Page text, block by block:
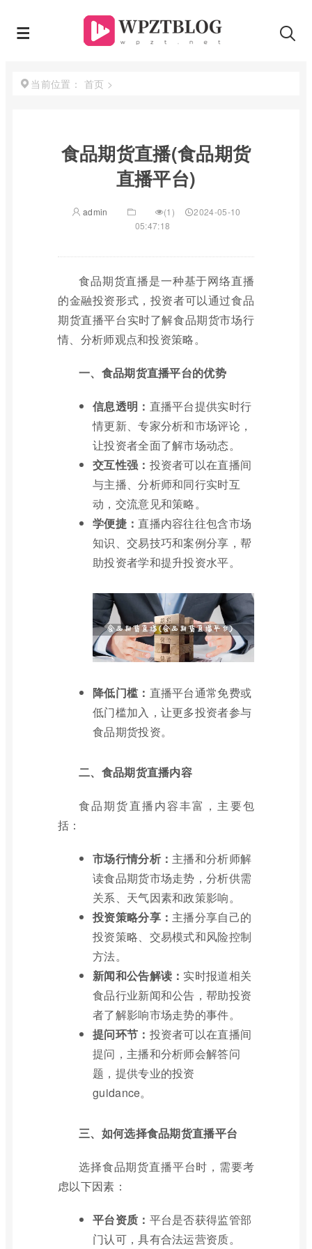
当前位置： 首页 >
食品期货直播(食品期货
直播平台)
admin (1)
2024-05-10
05:47:18
食品期货直播是一种基于网络直播
的金融投资形式，投资者可以通过食品
期货直播平台实时了解食品期货市场行
情、分析师观点和投资策略。
一、食品期货直播平台的优势
信息透明： 直播平台提供实时行
情更新、专家分析和市场评论，
让投资者全面了解市场动态。
交互性强： 投资者可以在直播间
与主播、分析师和同行实时互
动，交流意见和策略。
学便捷： 直播内容往往包含市场
知识、交易技巧和案例分享，帮
助投资者学和提升投资水平。
降低门槛： 直播平台通常免费或
低门槛加入，让更多投资者参与
食品期货投资。
二、食品期货直播内容
食品期货直播内容丰富，主要包
括：
市场行情分析： 主播和分析师解
读食品期货市场走势，分析供需
关系、天气因素和政策影响。
投资策略分享： 主播分享自己的
投资策略、交易模式和风险控制
方法。
新闻和公告解读： 实时报道相关
食品行业新闻和公告，帮助投资
者了解影响市场走势的事件。
提问环节： 投资者可以在直播间
提问，主播和分析师会解答问
题，提供专业的投资
guidance。
三、如何选择食品期货直播平台
选择食品期货直播平台时，需要考
虑以下因素：
平台资质： 平台是否获得监管部
门认可，具有合法运营资质。